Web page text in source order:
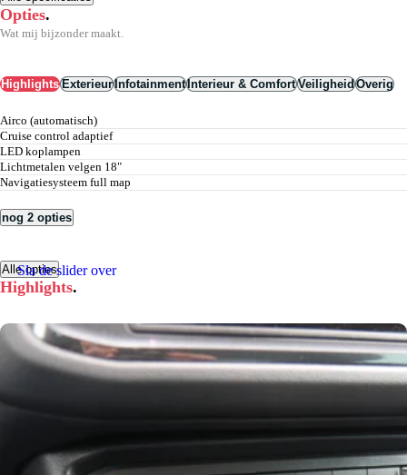
Opties.
Wat mij bijzonder maakt.
HighlightsExterieurInfotainmentInterieur & ComfortVeiligheidOverig
airco (automatisch)
cruise control adaptief
LED koplampen
lichtmetalen velgen 18"
navigatiesysteem full map
nog 2 opties
Alle opties
Highlights.
Sla de slider over